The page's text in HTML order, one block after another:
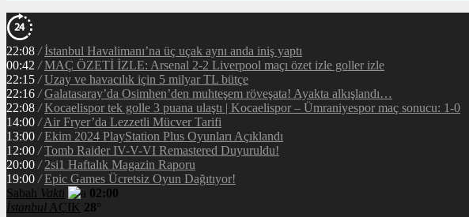
22:08 / İstanbul Havalimanı’na üç uçak aynı anda iniş yaptı
00:42 / MAÇ ÖZETİ İZLE: Arsenal 2-2 Liverpool maçı özet izle goller izle
22:15 / Uzay ve havacılık için 5 milyar TL bütçe
22:16 / Galatasaray’da Osimhen’den muhteşem röveşata! Ayakta alkışlandı…
22:08 / Kocaelispor tek golle 3 puana ulaştı | Kocaelispor – Ümraniyespor maç sonucu: 1-0
14:00 / Air Fryer’da Lezzetli Mücver Tarifi
13:00 / Ekim 2024 PlayStation Plus Oyunları Açıklandı
12:00 / Tomb Raider IV-V-VI Remastered Duyuruldu!
20:00 / 2si1 Haftalık Magazin Raporu
19:00 / Epic Games Ücretsiz Oyun Dağıtıyor!
Sabah Vakti
02:00
İstanbul AÇIK 28°